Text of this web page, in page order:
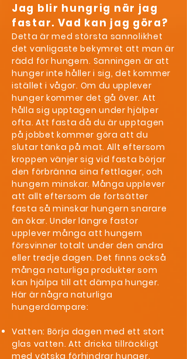
Jag blir hungrig när jag
fastar. Vad kan jag göra?
Detta är med största sannolikhet
det vanligaste bekymret att man är
rädd för hungern. Sanningen är att
hunger inte håller i sig, det kommer
istället i vågor. Om du upplever
hunger kommer det gå över. Att
hålla sig upptagen under hjälper
ofta. Att fasta då du är upptagen
på jobbet kommer göra att du
slutar tänka på mat. Allt eftersom
kroppen vänjer sig vid fasta börjar
den förbränna sina fettlager, och
hungern minskar. Många upplever
att allt eftersom de fortsätter
fasta så minskar hungern snarare
än ökar. Under längre fastor
upplever många att hungern
försvinner totalt under den andra
eller tredje dagen. Det finns också
många naturliga produkter som
kan hjälpa till att dämpa hunger.
Här är några naturliga
hungerdämpare:
Vatten: Börja dagen med ett stort
glas vatten. Att dricka tillräckligt
med vätska förhindrar hunger.